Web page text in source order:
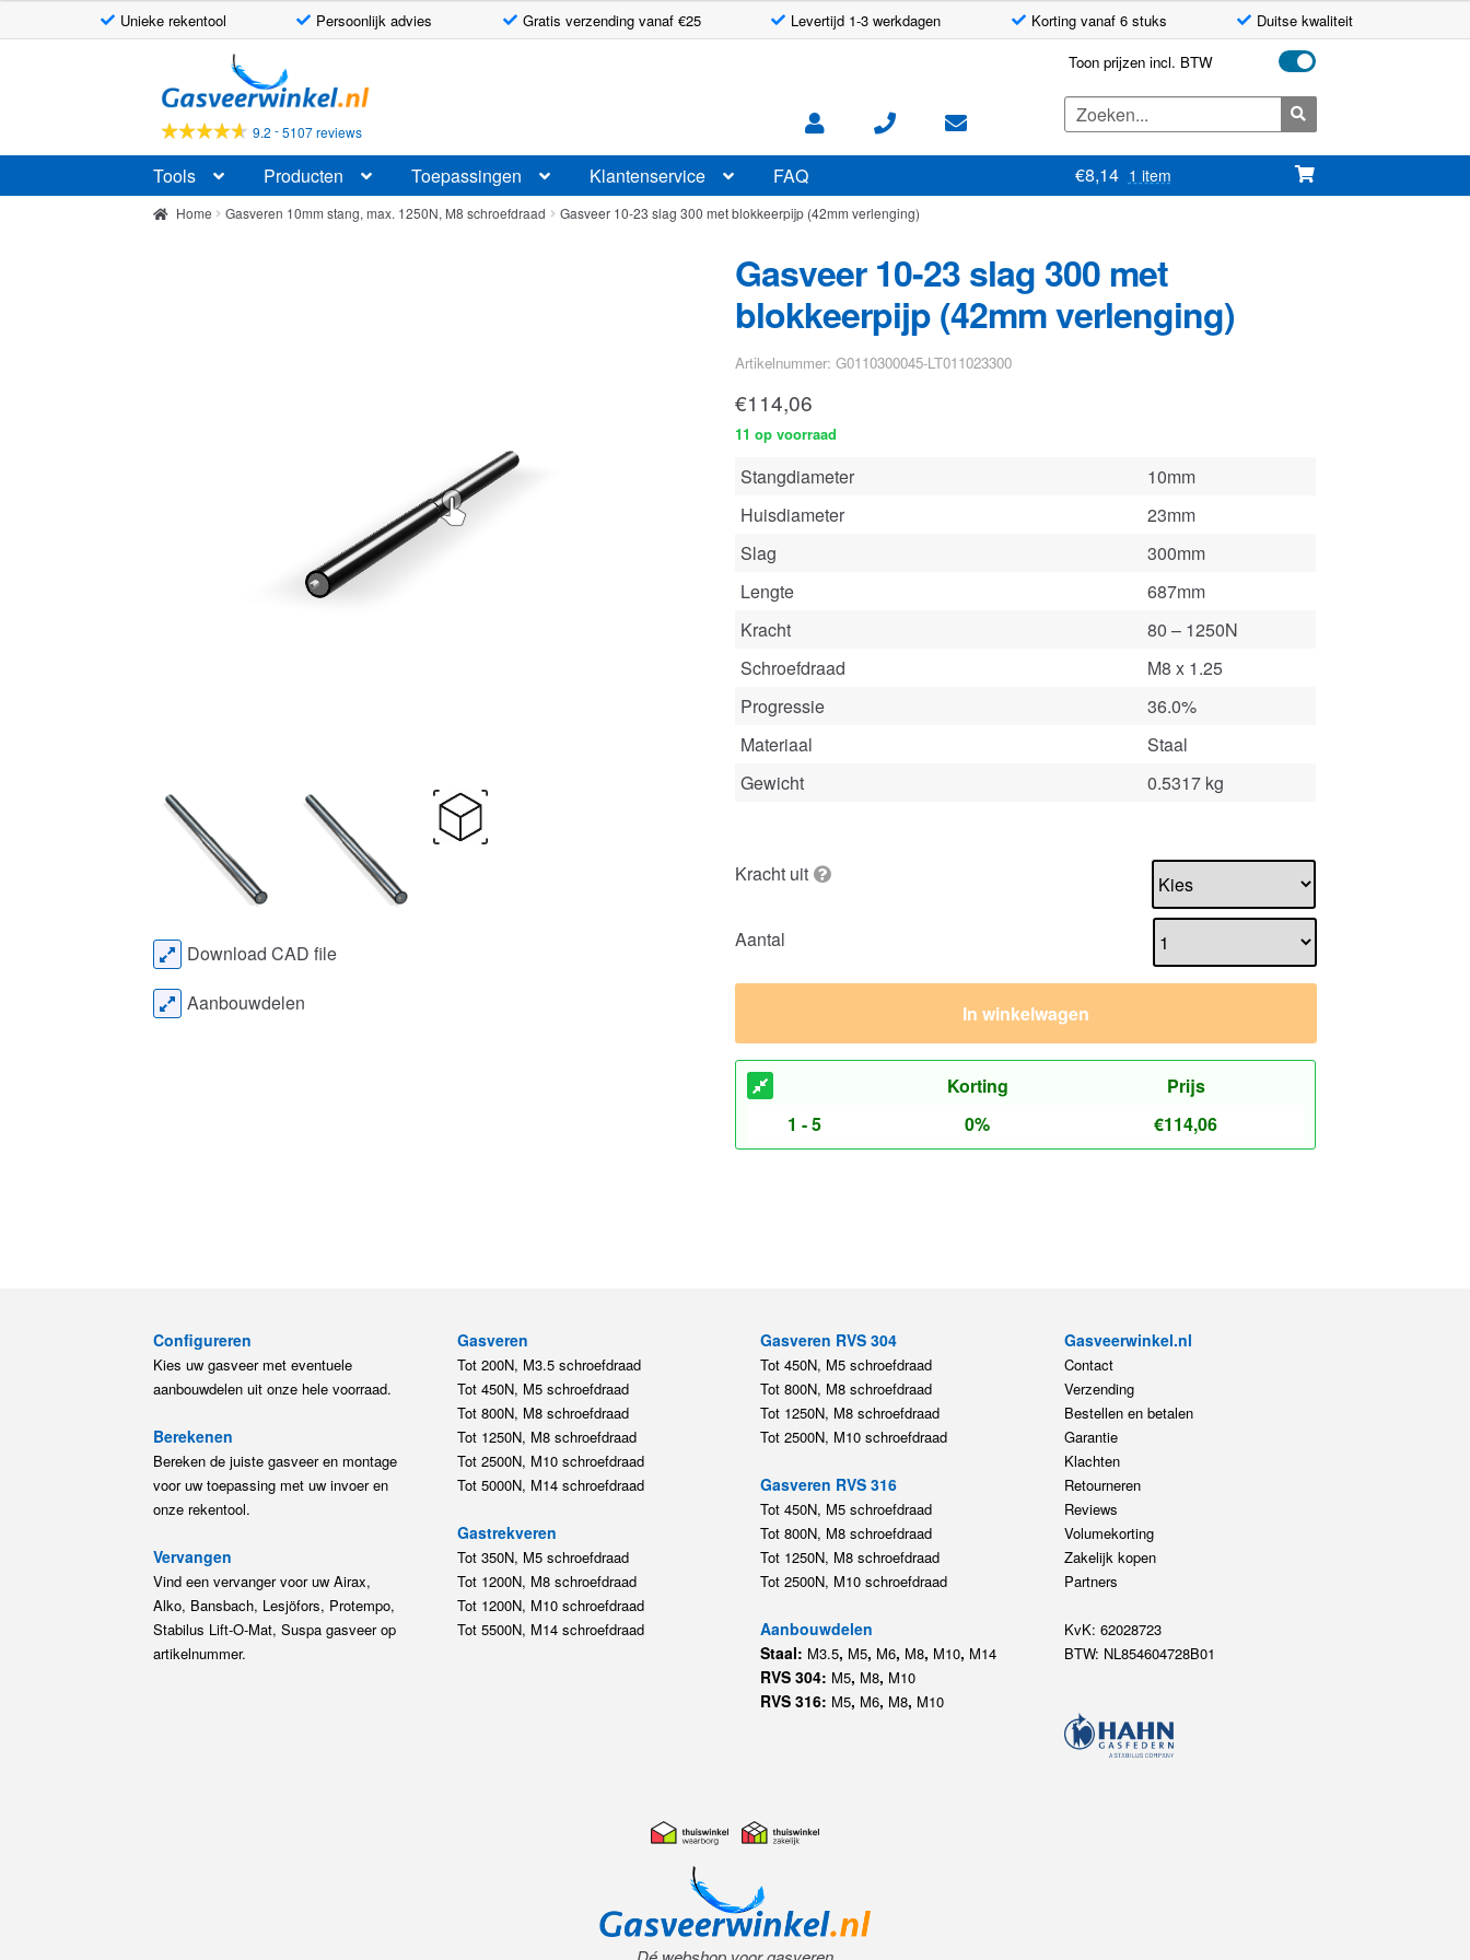
Unieke rekentool Persoonlijk advies Gratis verzending vanaf €25 Levertijd 1-3 werkdagen Korting vanaf 6 stuks Duitse kwaliteit
door
naar
navigatie
naar
de
inhoud
9.2 -5107 reviews
Toon prijzen incl. BTW
Zoeken
naar:
Tools Producten Toepassingen Klantenservice FAQ €8,14 1 item
Home Gasveren 10mm stang, max. 1250N, M8 schroefdraad Gasveer 10-23 slag 300 met blokkeerpijp (42mm verlenging)
Gasveer 10-23 slag 300 met
blokkeerpijp (42mm verlenging)
Artikelnummer: G0110300045-LT011023300
€114,06
11 op voorraad
Stangdiameter
10mm
Huisdiameter
23mm
Slag
300mm
Lengte
687mm
Kracht
80 – 1250N
Schroefdraad
M8 x 1.25
Progressie
36.0%
Materiaal
Staal
Gewicht
0.5317 kg
Kracht uit
Aantal
In winkelwagen
Korting
Prijs
1 - 5
0% €114,06
Download CAD file
Aanbouwdelen
Configureren
Kies uw gasveer met eventuele
aanbouwdelen uit onze hele voorraad.
Berekenen
Bereken de juiste gasveer en montage
voor uw toepassing met uw invoer en
onze rekentool.
Vervangen
Vind een vervanger voor uw Airax,
Alko, Bansbach, Lesjöfors, Protempo,
Stabilus Lift-O-Mat, Suspa gasveer op
artikelnummer.
Gasveren
Tot 200N, M3.5 schroefdraad
Tot 450N, M5 schroefdraad
Tot 800N, M8 schroefdraad
Tot 1250N, M8 schroefdraad
Tot 2500N, M10 schroefdraad
Tot 5000N, M14 schroefdraad
Gastrekveren
Tot 350N, M5 schroefdraad
Tot 1200N, M8 schroefdraad
Tot 1200N, M10 schroefdraad
Tot 5500N, M14 schroefdraad
Gasveren RVS 304
Tot 450N, M5 schroefdraad
Tot 800N, M8 schroefdraad
Tot 1250N, M8 schroefdraad
Tot 2500N, M10 schroefdraad
Gasveren RVS 316
Tot 450N, M5 schroefdraad
Tot 800N, M8 schroefdraad
Tot 1250N, M8 schroefdraad
Tot 2500N, M10 schroefdraad
Aanbouwdelen
Staal: M3.5, M5, M6, M8, M10, M14
RVS 304: M5, M8, M10
RVS 316: M5, M6, M8, M10
Gasveerwinkel.nl
Contact
Verzending
Bestellen en betalen
Garantie
Klachten
Retourneren
Reviews
Volumekorting
Zakelijk kopen
Partners
KvK: 62028723
BTW: NL854604728B01